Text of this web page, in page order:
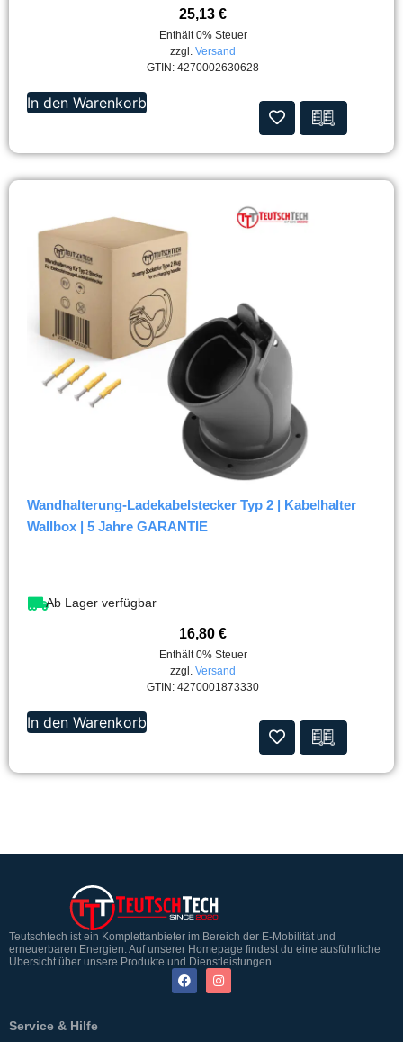
25,13 €
Enthält 0% Steuer
zzgl. Versand
GTIN: 4270002630628
In den Warenkorb
Wandhalterung-Ladekabelstecker Typ 2 | Kabelhalter
Wallbox | 5 Jahre GARANTIE
Ab Lager verfügbar
16,80 €
Enthält 0% Steuer
zzgl. Versand
GTIN: 4270001873330
In den Warenkorb
Teutschtech ist ein Komplettanbieter im Bereich der E-Mobilität und
erneuerbaren Energien. Auf unserer Homepage findest du eine ausführliche
Übersicht über unsere Produkte und Dienstleistungen.
Service & Hilfe